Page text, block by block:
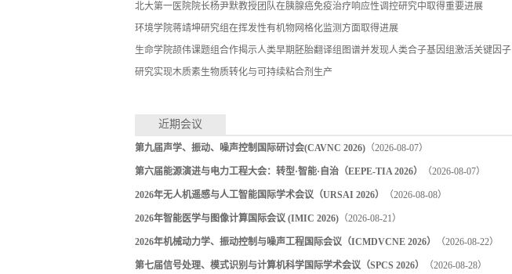
北大第一医院院长杨尹默教授团队在胰腺癌免疫治疗响应性调控研究中取得重要进展
环境学院蒋靖坤研究组在挥发性有机物网格化监测方面取得进展
生命学院颉伟课题组合作揭示人类早期胚胎翻译组图谱并发现人类合子基因组激活关键因子
研究实现木质素生物质转化与可持续粘合剂生产
近期会议
第九届声学、振动、噪声控制国际研讨会(CAVNC 2026) （2026-08-07）
第六届能源演进与电力工程大会：转型·智能·自治（EEPE-TIA 2026） （2026-08-07）
2026年无人机遥感与人工智能国际学术会议（URSAI 2026） （2026-08-08）
2026年智能医学与图像计算国际会议 (IMIC 2026) （2026-08-21）
2026年机械动力学、振动控制与噪声工程国际会议（ICMDVCNE 2026） （2026-08-22）
第七届信号处理、模式识别与计算机科学国际学术会议（SPCS 2026） （2026-08-28）